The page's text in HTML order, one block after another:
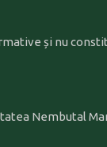
și nu
Nembutal